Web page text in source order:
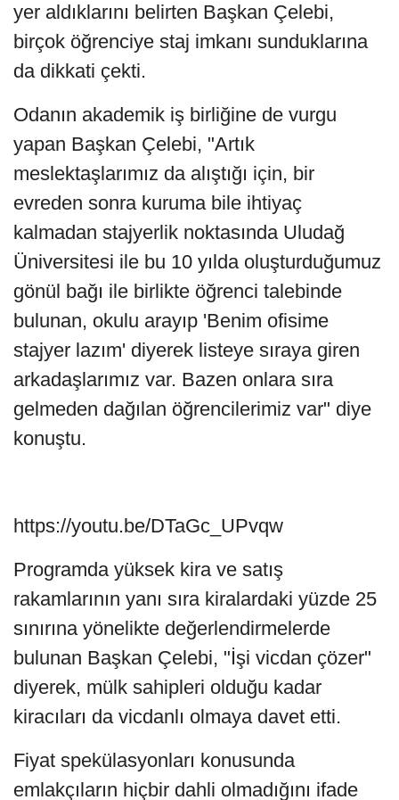
yer aldıklarını belirten Başkan Çelebi,
birçok öğrenciye staj imkanı sunduklarına
da dikkati çekti.
Odanın akademik iş birliğine de vurgu
yapan Başkan Çelebi, "Artık
meslektaşlarımız da alıştığı için, bir
evreden sonra kuruma bile ihtiyaç
kalmadan stajyerlik noktasında Uludağ
Üniversitesi ile bu 10 yılda oluşturduğumuz
gönül bağı ile birlikte öğrenci talebinde
bulunan, okulu arayıp 'Benim ofisime
stajyer lazım' diyerek listeye sıraya giren
arkadaşlarımız var. Bazen onlara sıra
gelmeden dağılan öğrencilerimiz var" diye
konuştu.
https://youtu.be/DTaGc_UPvqw
Programda yüksek kira ve satış
rakamlarının yanı sıra kiralardaki yüzde 25
sınırına yönelikte değerlendirmelerde
bulunan Başkan Çelebi, "İşi vicdan çözer"
diyerek, mülk sahipleri olduğu kadar
kiracıları da vicdanlı olmaya davet etti.
Fiyat spekülasyonları konusunda
emlakçıların hiçbir dahli olmadığını ifade